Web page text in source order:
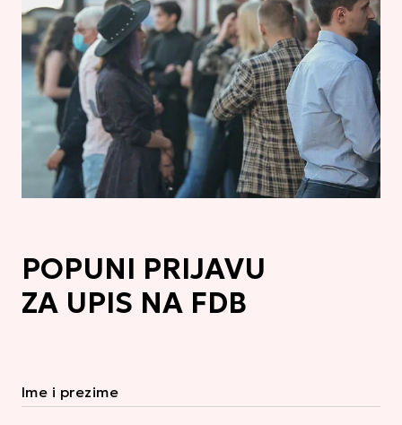
POPUNI PRIJAVU
ZA UPIS NA FDB
Ime i prezime